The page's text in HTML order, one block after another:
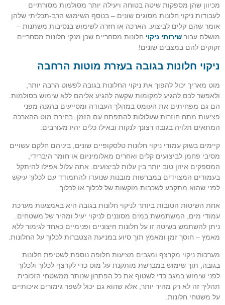
מכיוון שהן מספקות שיטה בטוחה ויעילה יותר מסולמות מסורתיים
לעבודות ניקוי חלונות מסוגים שונים – בנוסף השימוש הרב-תכליתי שלהן
אומר שהם קלים לביצוע. הארכה או חזרה לשימוש בנסיבות משתנות –
מושלם עבור שירותי ניקוי חלונות מסחריים שכן מנקי חלונות מסחריים
זקוקים להם במצבים שונים!
ניקוי חלונות בגובה בעזרת מוטות הרחבה
מוט מאריך יכול להפוך את ניקוי החלונות בגובה לפשוט הרבה יותר,
ולאפשר לכם להגיע למקומות שקשה להגיע אליהם ללא שימוש בסולמות.
הם גם מפחיתים את העומס במהלך העבודה ומסייעים בהגנה מפני
פציעות מתח חוזרות שעלולות להתפתח עם הזמן. בחירת מוט ההארכה
המתאים תלויה בגובה רצונך לנקות ובאילו כלים יהיו מעורבים.
קיימים בשוק עמודי ניקוי חלונות טלסקופיים שונים, ביניהם חלקם עשויים
מסיבי פחמן לביצועים קלים ואחרים מאלומיניום או חומר היברידי,
המספקים איזון טוב יותר בין עלות לביצועים. אתה עלול אפילו להיתקל
בעמודים המצוידים במברשות מובנות שנועדו להתמודד עם לכלוך עיקש
לפני שהוא מתקבע לשכבות מוקשות של לכלוך או לכלוך.
אחת השיטות הטובות ביותר לניקוי חלונות בגובה היא באמצעות מערכת
עמודי מים, המשתמשת במים מסוננים לניקוי יעיל ומהיר של משטחים.
ניתן להשתמש בשיטה זו על חלונות חיצוניים ופנימיים כאחד לגימור ללא
מאמץ – חוסך זמן ומאמץ תוך סיוע במניעת הצטברות לכלוך על החלונות.
מערכות ניקוי מקרצף ומגבים מציעות חלופה נוספת לשטיפת חלונות
בגובה, תוך שימוש במברשת מותקנת על מוט כדי לקרצף לכלוך ולכלוך
לפני שימוש במגב כדי לשטוף את כל הפתרון שנותר ממשטחי הזכוכית.
תהליך זה לא רק מהיר יותר, אלא שהוא גם יכול לשפר גימורים איכותיים
על משטחי חלונות.